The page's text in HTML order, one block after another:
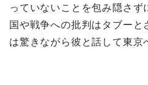
っていないことを包み隠さず
国や戦争への批判はタブーと
は驚きながら彼と話して東京